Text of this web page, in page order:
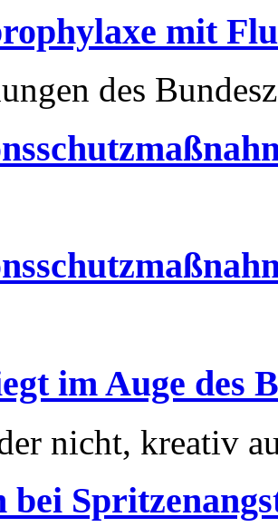
mit
des
im Auge des
nicht, kreativ
bei